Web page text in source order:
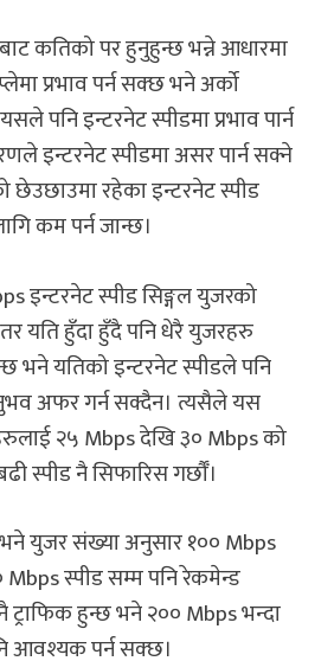
कतिको पर हुनुहुन्छ भन्ने आधारमा
प्रभाव पर्न सक्छ भने अर्को
पनि इन्टरनेट स्पीडमा प्रभाव पार्न
इन्टरनेट स्पीडमा असर पार्न सक्ने
छेउछाउमा रहेका इन्टरनेट स्पीड
कम पर्न जान्छ।
इन्टरनेट स्पीड सिङ्गल युजरको
यति हुँदा हुँदै पनि धेरै युजरहरु
भने यतिको इन्टरनेट स्पीडले पनि
अफर गर्न सक्दैन। त्यसैले यस
२५ Mbps देखि ३० Mbps को
स्पीड नै सिफारिस गर्छौँ।
युजर संख्या अनुसार १०० Mbps
Mbps स्पीड सम्म पनि रेकमेन्ड
ट्राफिक हुन्छ भने २०० Mbps भन्दा
आवश्यक पर्न सक्छ।